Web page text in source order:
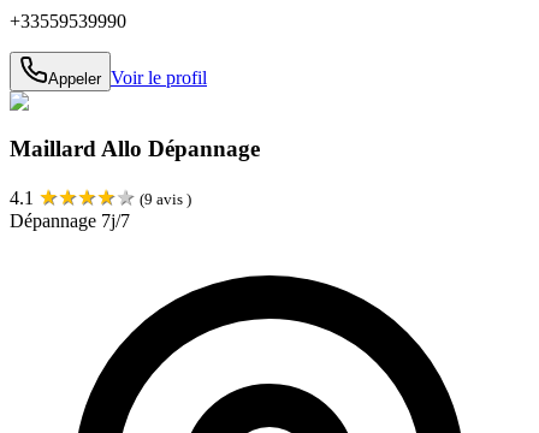
+33559539990
Appeler Voir le profil
Maillard Allo Dépannage
4.1 ★★★★★ (9 avis )
Dépannage 7j/7